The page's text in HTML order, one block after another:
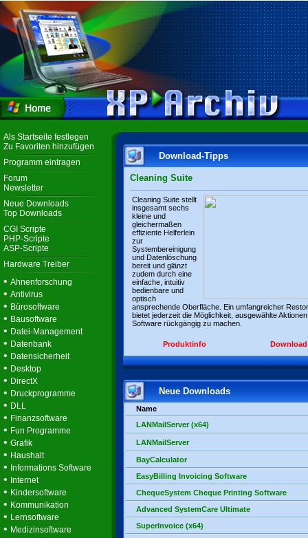
Als Startseite festlegen
Zu Favoriten hinzufügen
Programm eintragen
Forum
Newsletter
Neue Downloads
Top Downloads
CGI Scripte
PHP-Scripte
ASP-Scripte
Hardware Treiber
• Ahnenforschung
• Antivirus
• Bürosoftware
• Bausoftware
• Datei-Management
• Datenbank
• Datensicherheit
• Desktop
• DirectX
• Druckprogramme
• DLL
• Finanzsoftware
• Fun Programme
• Grafik
• Haushalt
• Informations Software
• Internet
• Kindersoftware
• Kommunikation
• Lernsoftware
• Medizinsoftware
Download-Tipps
Cleaning Suite
Cleaning Suite stellt
insgesamt sechs
kleine und
gleichermaßen
effiziente Helferlein
zur
Systembereinigung
und Datenlöschung
bereit und glänzt
zudem durch eine
einfache, intuitiv
bedienbare und
optisch
ansprechende Oberfläche. Ein umfangreicher
bietet jederzeit die Möglichkeit, ausgewählte
Software rückgängig zu machen.
Produktinfo Download
Neue Downloads
Name
LANMailServer (x64)
LANMailServer
BayCalculator
EasyBilling Invoicing Software
ChequeSystem Cheque Printing Software
Advanced SystemCare Ultimate
SuperInvoice (x64)